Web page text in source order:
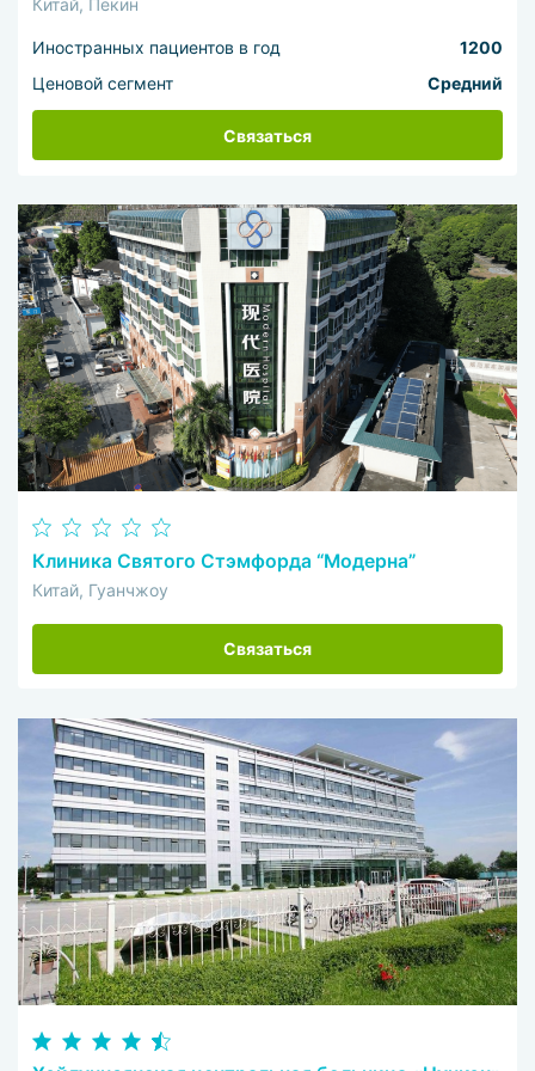
Китай, Пекин
Иностранных пациентов в год
1200
Ценовой сегмент
Средний
Связаться
Клиника Святого Стэмфорда “Модерна”
Китай, Гуанчжоу
Связаться